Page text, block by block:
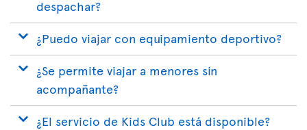
despachar?
¿Puedo viajar con equipamiento deportivo?
¿Se permite viajar a menores sin
acompañante?
¿El servicio de Kids Club está disponible?